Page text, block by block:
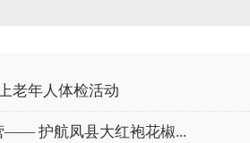
老年人体检活动
—— 护航凤县大红袍花椒...